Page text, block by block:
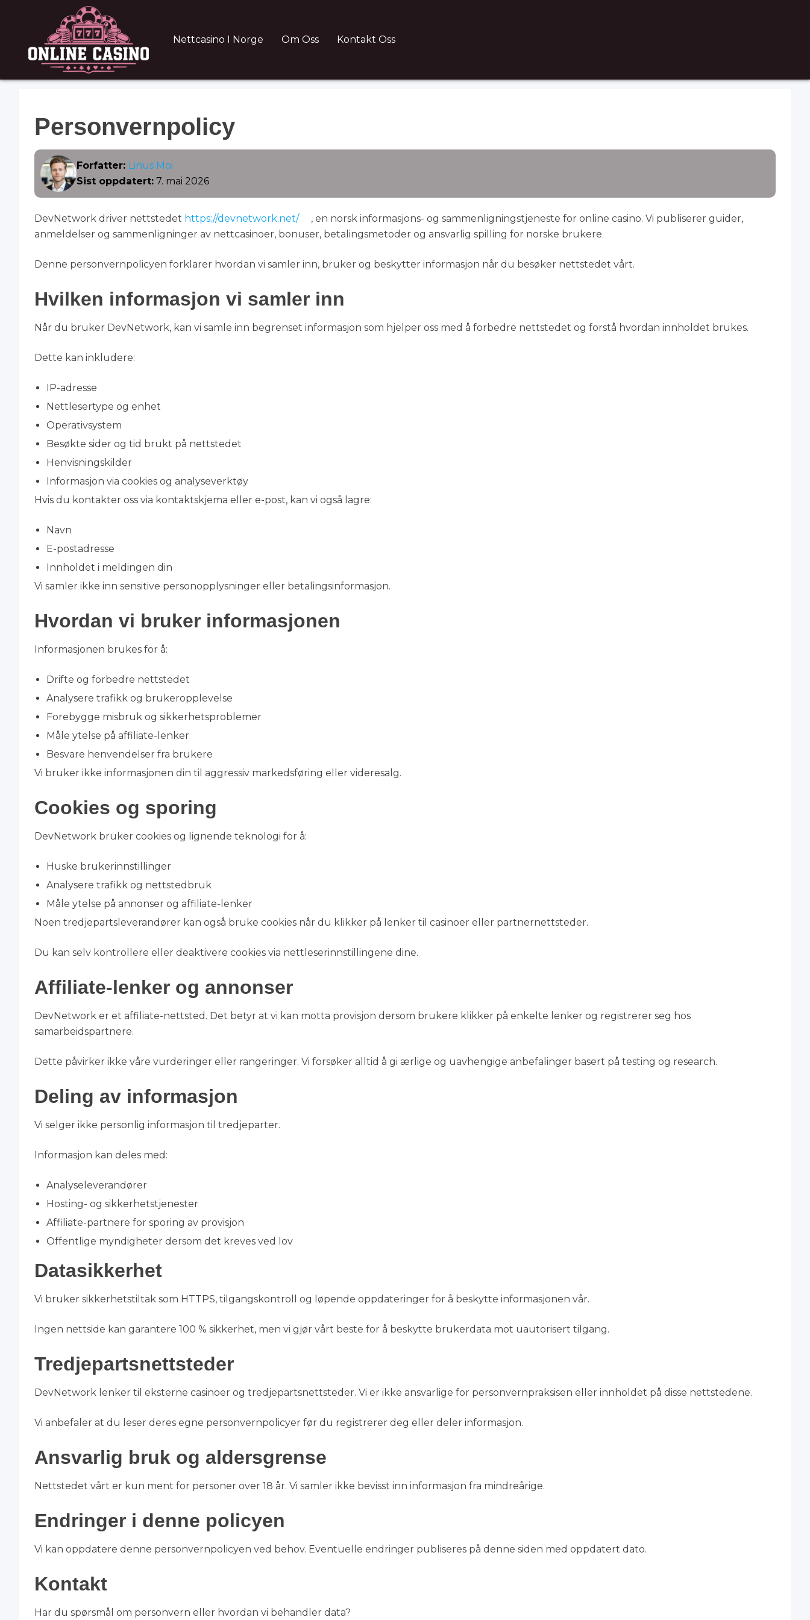
Nettcasino I Norge Om Oss Kontakt Oss
Personvernpolicy
Forfatter: Linus Moi
Sist oppdatert: 7. mai 2026
DevNetwork driver nettstedet https://devnetwork.net/
, en norsk informasjons- og sammenligningstjeneste for online casino. Vi publiserer guider,
anmeldelser og sammenligninger av nettcasinoer, bonuser, betalingsmetoder og ansvarlig spilling for norske brukere.
Denne personvernpolicyen forklarer hvordan vi samler inn, bruker og beskytter informasjon når du besøker nettstedet vårt.
Hvilken informasjon vi samler inn
Når du bruker DevNetwork, kan vi samle inn begrenset informasjon som hjelper oss med å forbedre nettstedet og forstå hvordan innholdet brukes.
Dette kan inkludere:
IP-adresse
Nettlesertype og enhet
Operativsystem
Besøkte sider og tid brukt på nettstedet
Henvisningskilder
Informasjon via cookies og analyseverktøy
Hvis du kontakter oss via kontaktskjema eller e-post, kan vi også lagre:
Navn
E-postadresse
Innholdet i meldingen din
Vi samler ikke inn sensitive personopplysninger eller betalingsinformasjon.
Hvordan vi bruker informasjonen
Informasjonen brukes for å:
Drifte og forbedre nettstedet
Analysere trafikk og brukeropplevelse
Forebygge misbruk og sikkerhetsproblemer
Måle ytelse på affiliate-lenker
Besvare henvendelser fra brukere
Vi bruker ikke informasjonen din til aggressiv markedsføring eller videresalg.
Cookies og sporing
DevNetwork bruker cookies og lignende teknologi for å:
Huske brukerinnstillinger
Analysere trafikk og nettstedbruk
Måle ytelse på annonser og affiliate-lenker
Noen tredjepartsleverandører kan også bruke cookies når du klikker på lenker til casinoer eller partnernettsteder.
Du kan selv kontrollere eller deaktivere cookies via nettleserinnstillingene dine.
Affiliate-lenker og annonser
DevNetwork er et affiliate-nettsted. Det betyr at vi kan motta provisjon dersom brukere klikker på enkelte lenker og registrerer seg hos
samarbeidspartnere.
Dette påvirker ikke våre vurderinger eller rangeringer. Vi forsøker alltid å gi ærlige og uavhengige anbefalinger basert på testing og research.
Deling av informasjon
Vi selger ikke personlig informasjon til tredjeparter.
Informasjon kan deles med:
Analyseleverandører
Hosting- og sikkerhetstjenester
Affiliate-partnere for sporing av provisjon
Offentlige myndigheter dersom det kreves ved lov
Datasikkerhet
Vi bruker sikkerhetstiltak som HTTPS, tilgangskontroll og løpende oppdateringer for å beskytte informasjonen vår.
Ingen nettside kan garantere 100 % sikkerhet, men vi gjør vårt beste for å beskytte brukerdata mot uautorisert tilgang.
Tredjepartsnettsteder
DevNetwork lenker til eksterne casinoer og tredjepartsnettsteder. Vi er ikke ansvarlige for personvernpraksisen eller innholdet på disse nettstedene.
Vi anbefaler at du leser deres egne personvernpolicyer før du registrerer deg eller deler informasjon.
Ansvarlig bruk og aldersgrense
Nettstedet vårt er kun ment for personer over 18 år. Vi samler ikke bevisst inn informasjon fra mindreårige.
Endringer i denne policyen
Vi kan oppdatere denne personvernpolicyen ved behov. Eventuelle endringer publiseres på denne siden med oppdatert dato.
Kontakt
Har du spørsmål om personvern eller hvordan vi behandler data?